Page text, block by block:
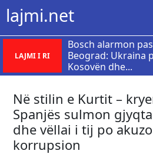
lajmi.net
LAJMI I RI
Bosch alarmon
Beograd: Ukraina
Kosovën dhe...
Në stilin e Kurtit –
Spanjës sulmon
dhe vëllai i tij po
korrupsion